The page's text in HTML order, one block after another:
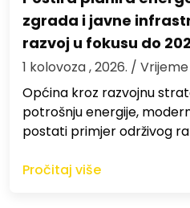
zgrada i javne
razvoj u fokusu do
1 kolovoza , 2026. /
Općina kroz razvojnu
potrošnju energije,
postati primjer održivog
Pročitaj više